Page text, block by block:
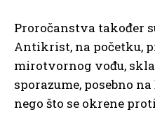
Proročanstva također
Antikrist, na početku,
mirotvornog vođu,
sporazume, posebno
nego što se okrene